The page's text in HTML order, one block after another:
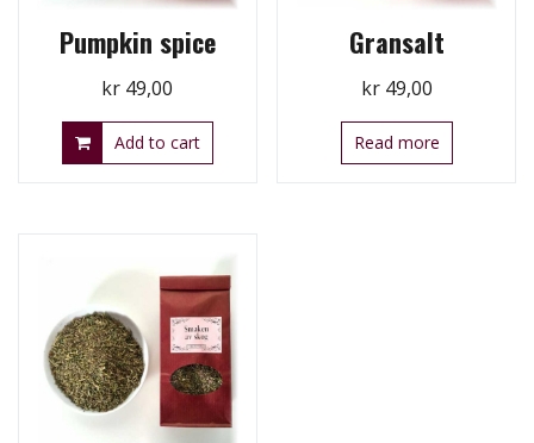
Pumpkin spice
kr 49,00
Add to cart
Gransalt
kr49,00
Read more